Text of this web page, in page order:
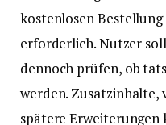
kostenlosen
erforderlich. Nutzer
dennoch prüfen, ob
werden. Zusatzinhalte,
spätere Erweiterungen